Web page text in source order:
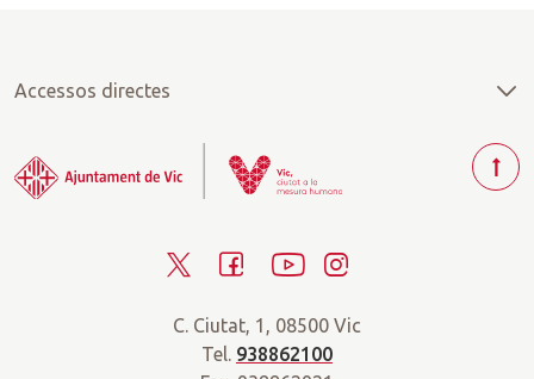
Accessos directes
i
t
c
e
Y
u
t
s
C. Ciutat, 1, 08500 Vic
Tel. 938862100
T